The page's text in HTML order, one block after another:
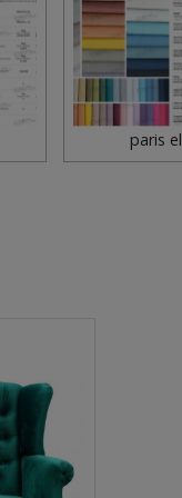
paris el